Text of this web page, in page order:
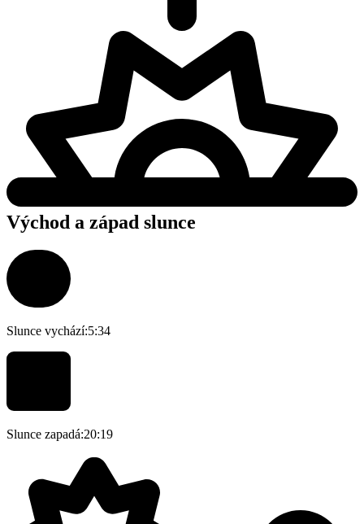
Východ a západ slunce
Slunce vychází:5:34
Slunce zapadá:20:19